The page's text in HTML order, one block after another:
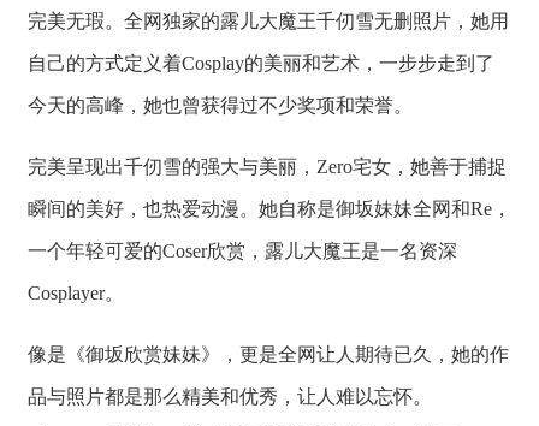
完美无瑕。全网独家的露儿大魔王千仞雪无删照片，她用
自己的方式定义着Cosplay的美丽和艺术，一步步走到了
今天的高峰，她也曾获得过不少奖项和荣誉。
完美呈现出千仞雪的强大与美丽，Zero宅女，她善于捕捉
瞬间的美好，也热爱动漫。她自称是御坂妹妹全网和Re，
一个年轻可爱的Coser欣赏，露儿大魔王是一名资深
Cosplayer。
像是《御坂欣赏妹妹》，更是全网让人期待已久，她的作
品与照片都是那么精美和优秀，让人难以忘怀。